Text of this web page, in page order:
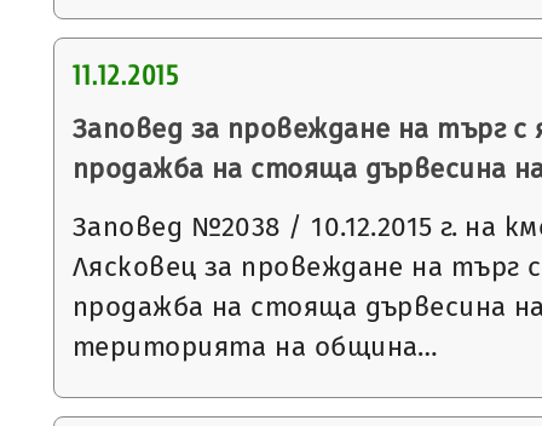
11.12.2015
Заповед за провеждане на търг с
продажба на стояща дървесина
Заповед №2038 / 10.12.2015 г. на
Лясковец за провеждане на търг
продажба на стояща дървесина
територията на община…